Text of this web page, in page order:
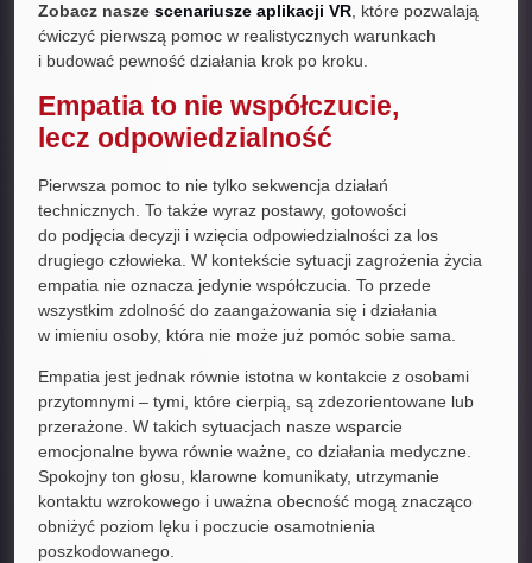
Zobacz nasze scenariusze aplikacji VR , które pozwalają
ćwiczyć pierwszą pomoc w realistycznych warunkach
i budować pewność działania krok po kroku.
Empatia to nie współczucie,
lecz odpowiedzialność
Pierwsza pomoc to nie tylko sekwencja działań
technicznych. To także wyraz postawy, gotowości
do podjęcia decyzji i wzięcia odpowiedzialności za los
drugiego człowieka. W kontekście sytuacji zagrożenia życia
empatia nie oznacza jedynie współczucia. To przede
wszystkim zdolność do zaangażowania się i działania
w imieniu osoby, która nie może już pomóc sobie sama.
Empatia jest jednak równie istotna w kontakcie z osobami
przytomnymi – tymi, które cierpią, są zdezorientowane lub
przerażone. W takich sytuacjach nasze wsparcie
emocjonalne bywa równie ważne, co działania medyczne.
Spokojny ton głosu, klarowne komunikaty, utrzymanie
kontaktu wzrokowego i uważna obecność mogą znacząco
obniżyć poziom lęku i poczucie osamotnienia
poszkodowanego.